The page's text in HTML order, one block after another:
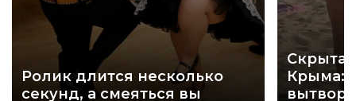
Ролик длится несколько
секунд, а смеяться вы
Крыма: